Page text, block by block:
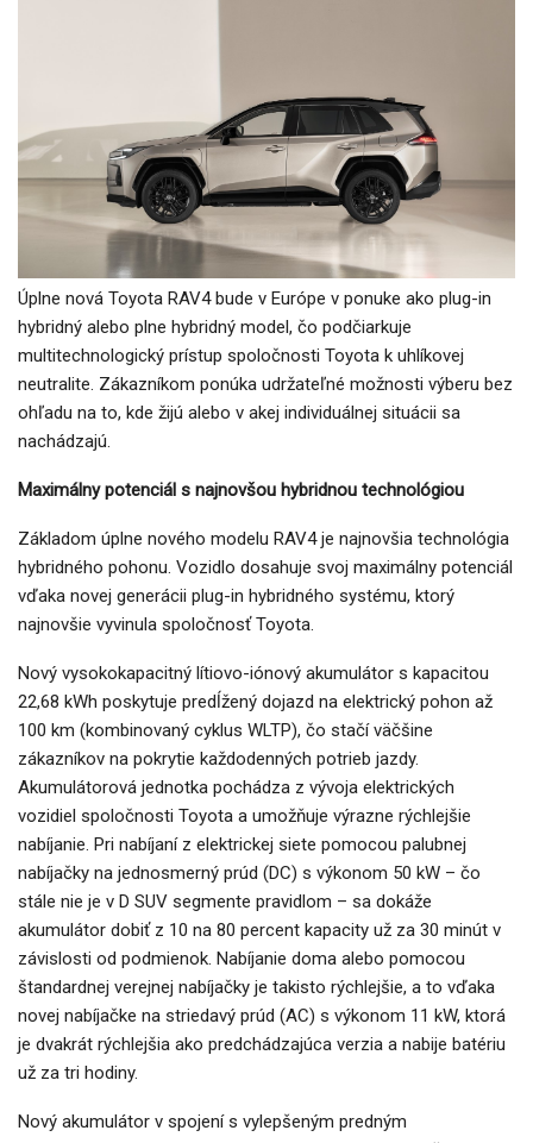
Úplne nová Toyota RAV4 bude v Európe v ponuke ako plug-in
hybridný alebo plne hybridný model, čo podčiarkuje
multitechnologický prístup spoločnosti Toyota k uhlíkovej
neutralite. Zákazníkom ponúka udržateľné možnosti výberu bez
ohľadu na to, kde žijú alebo v akej individuálnej situácii sa
nachádzajú.
Maximálny potenciál s najnovšou hybridnou technológiou
Základom úplne nového modelu RAV4 je najnovšia technológia
hybridného pohonu. Vozidlo dosahuje svoj maximálny potenciál
vďaka novej generácii plug-in hybridného systému, ktorý
najnovšie vyvinula spoločnosť Toyota.
Nový vysokokapacitný lítiovo-iónový akumulátor s kapacitou
22,68 kWh poskytuje predĺžený dojazd na elektrický pohon až
100 km (kombinovaný cyklus WLTP), čo stačí väčšine
zákazníkov na pokrytie každodenných potrieb jazdy.
Akumulátorová jednotka pochádza z vývoja elektrických
vozidiel spoločnosti Toyota a umožňuje výrazne rýchlejšie
nabíjanie. Pri nabíjaní z elektrickej siete pomocou palubnej
nabíjačky na jednosmerný prúd (DC) s výkonom 50 kW – čo
stále nie je v D SUV segmente pravidlom – sa dokáže
akumulátor dobiť z 10 na 80 percent kapacity už za 30 minút v
závislosti od podmienok. Nabíjanie doma alebo pomocou
štandardnej verejnej nabíjačky je takisto rýchlejšie, a to vďaka
novej nabíjačke na striedavý prúd (AC) s výkonom 11 kW, ktorá
je dvakrát rýchlejšia ako predchádzajúca verzia a nabije batériu
už za tri hodiny.
Nový akumulátor v spojení s vylepšeným predným